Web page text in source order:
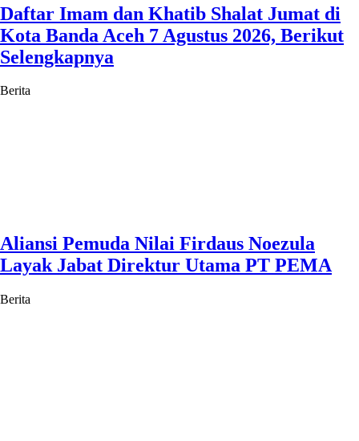
Daftar Imam dan Khatib Shalat Jumat di
Kota Banda Aceh 7 Agustus 2026, Berikut
Selengkapnya
Berita
Aliansi Pemuda Nilai Firdaus Noezula
Layak Jabat Direktur Utama PT PEMA
Berita